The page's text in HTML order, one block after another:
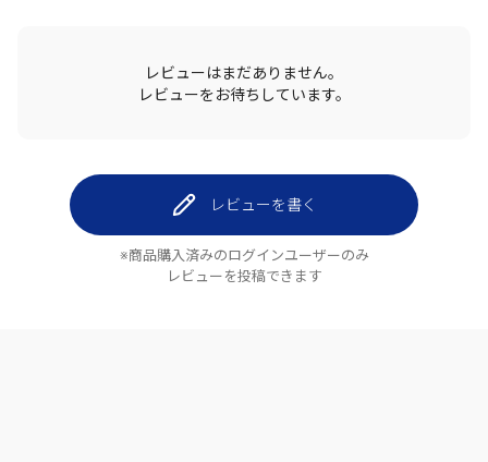
レビューはまだありません。
レビューをお待ちしています。
レビューを書く
※商品購入済みのログインユーザーのみ
レビューを投稿できます